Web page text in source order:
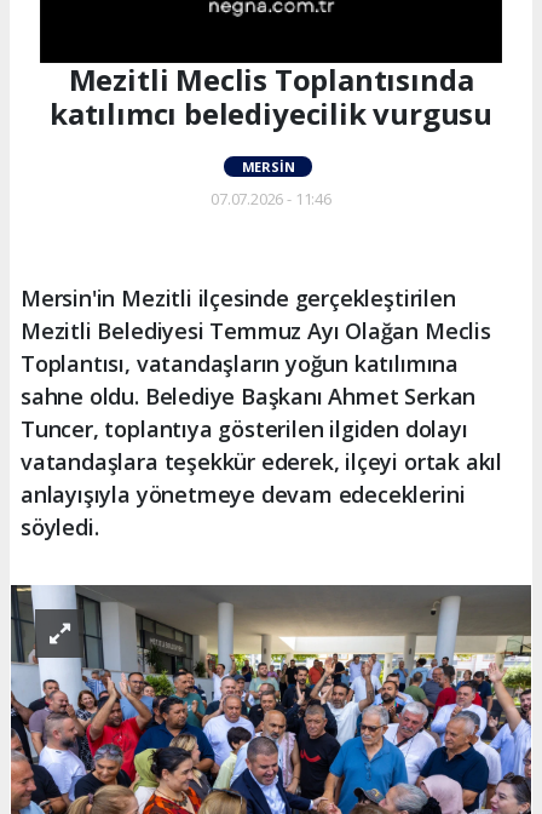
Mezitli Meclis Toplantısında
katılımcı belediyecilik vurgusu
MERSIN
07.07.2026 - 11:46
Mersin'in Mezitli ilçesinde gerçekleştirilen
Mezitli Belediyesi Temmuz Ayı Olağan Meclis
Toplantısı, vatandaşların yoğun katılımına
sahne oldu. Belediye Başkanı Ahmet Serkan
Tuncer, toplantıya gösterilen ilgiden dolayı
vatandaşlara teşekkür ederek, ilçeyi ortak akıl
anlayışıyla yönetmeye devam edeceklerini
söyledi.